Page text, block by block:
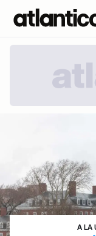
A LA